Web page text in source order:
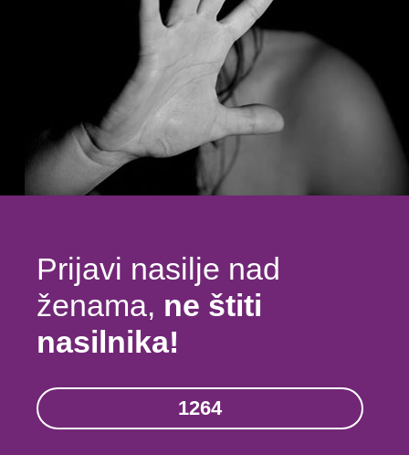
Prijavi nasilje nad
ženama, ne štiti
nasilnika!
1264